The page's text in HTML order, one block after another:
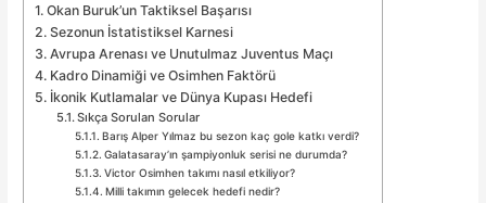
Okan Buruk’un Taktiksel Başarısı
Sezonun İstatistiksel Karnesi
Avrupa Arenası ve Unutulmaz Juventus Maçı
Kadro Dinamiği ve Osimhen Faktörü
İkonik Kutlamalar ve Dünya Kupası Hedefi
Sıkça Sorulan Sorular
Barış Alper Yılmaz bu sezon kaç gole katkı verdi?
Galatasaray’ın şampiyonluk serisi ne durumda?
Victor Osimhen takımı nasıl etkiliyor?
Milli takımın gelecek hedefi nedir?